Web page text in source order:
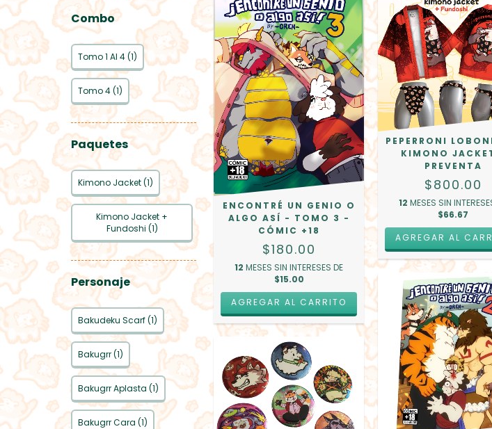
Combo
Tomo 1 Al 4 (1)
Tomo 4 (1)
Paquetes
Kimono Jacket (1)
Kimono Jacket +
Fundoshi (1)
Personaje
Bakudeku Scarf (1)
Bakugrr (1)
Bakugrr Aplasta (1)
Bakugrr Cara (1)
ENCONTRÉ UN GENIO O
ALGO ASÍ - TOMO 3 -
CÓMIC +18
$180.00
12 MESES SIN INTERESES DE
$15.00
PEPERRONI
KIMONO
PREVENTA
$800.00
12 MESES SIN
$66.67
AGREGAR AL